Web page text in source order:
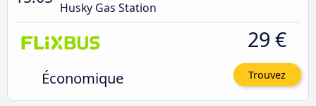
Husky Gas Station
Économique
29 €
Trouvez